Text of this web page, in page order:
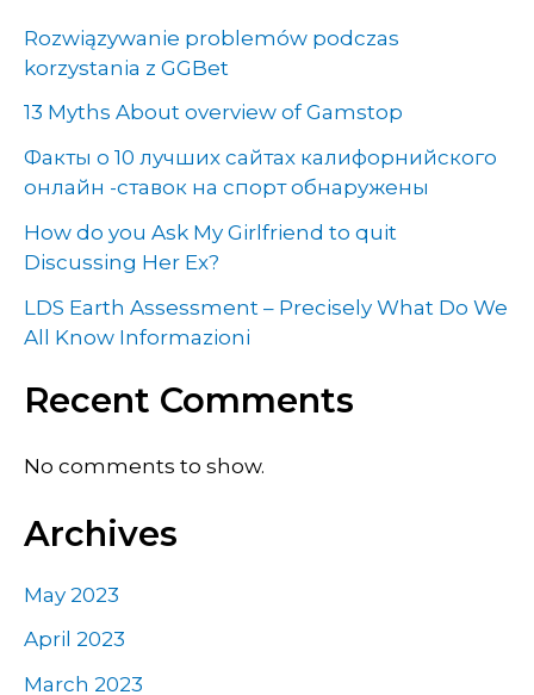
Rozwiązywanie problemów podczas
korzystania z GGBet
13 Myths About overview of Gamstop
Факты о 10 лучших сайтах калифорнийского
онлайн -ставок на спорт обнаружены
How do you Ask My Girlfriend to quit
Discussing Her Ex?
LDS Earth Assessment – Precisely What Do We
All Know Informazioni
Recent Comments
No comments to show.
Archives
May 2023
April 2023
March 2023